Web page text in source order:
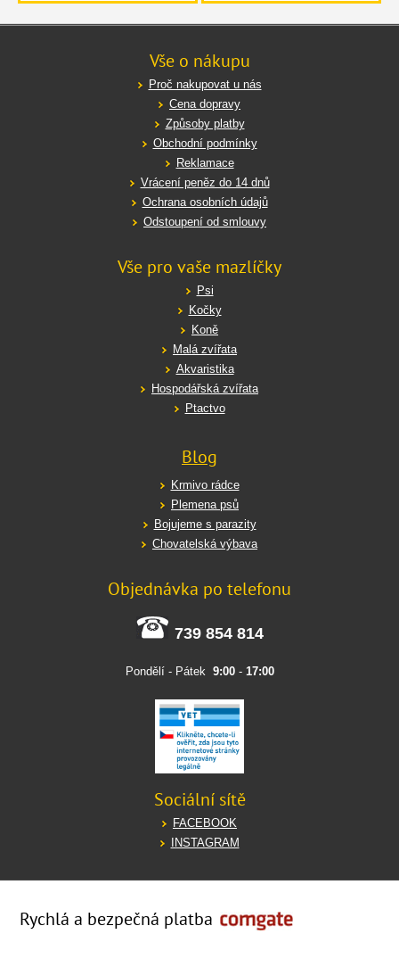
Vše o nákupu
Proč nakupovat u nás
Cena dopravy
Způsoby platby
Obchodní podmínky
Reklamace
Vrácení peněz do 14 dnů
Ochrana osobních údajů
Odstoupení od smlouvy
Vše pro vaše mazlíčky
Psi
Kočky
Koně
Malá zvířata
Akvaristika
Hospodářská zvířata
Ptactvo
Blog
Krmivo rádce
Plemena psů
Bojujeme s parazity
Chovatelská výbava
Objednávka po telefonu
739 854 814
Pondělí - Pátek 9:00- 17:00
Sociální sítě
FACEBOOK
INSTAGRAM
Rychlá a bezpečná platba